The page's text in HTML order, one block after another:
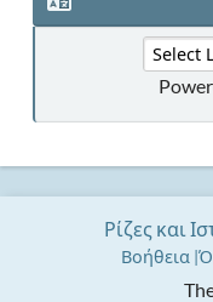
Ρίζες και
Βοήθεια